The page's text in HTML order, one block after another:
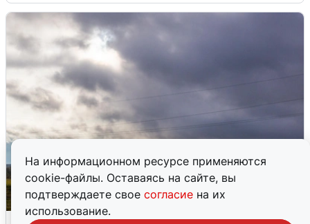
На информационном ресурсе применяются
cookie-файлы. Оставаясь на сайте, вы
подтверждаете свое согласие на их
использование.